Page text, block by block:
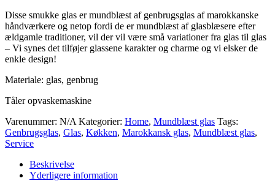
Disse smukke glas er mundblæst af genbrugsglas af marokkanske
håndværkere og netop fordi de er mundblæst af glasblæsere efter
ældgamle traditioner, vil der vil være små variationer fra glas til glas
– Vi synes det tilføjer glassene karakter og charme og vi elsker de
enkle design!
Materiale: glas, genbrug
Tåler opvaskemaskine
Varenummer: N/A Kategorier: Home, Mundblæst glas Tags:
Genbrugsglas, Glas, Køkken, Marokkansk glas, Mundblæst glas,
Service
Beskrivelse
Yderligere information